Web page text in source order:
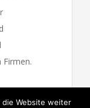
Firmen.
Kempgens.
die Website weiter